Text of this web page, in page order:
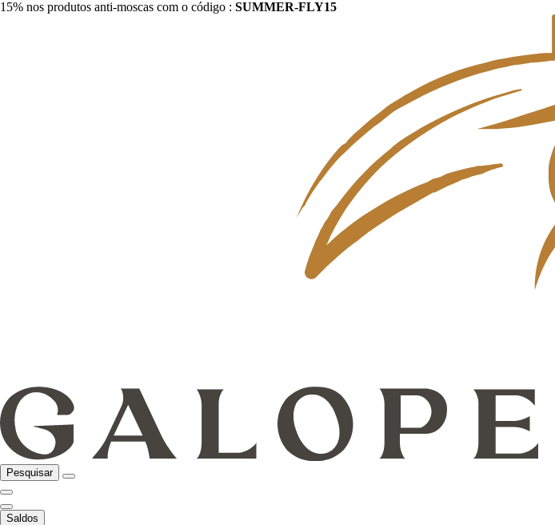
15% nos produtos anti-moscas com o código : SUMMER-FLY15
Pesquisar
Saldos